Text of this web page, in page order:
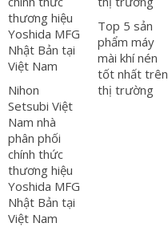
Nihon
Setsubi Việt
Nam nhà
phân phối
chính thức
thương hiệu
Yoshida MFG
Nhật Bản tại
Việt Nam
Top 5 sản
phẩm máy
mài khí nén
tốt nhất trên
thị trường